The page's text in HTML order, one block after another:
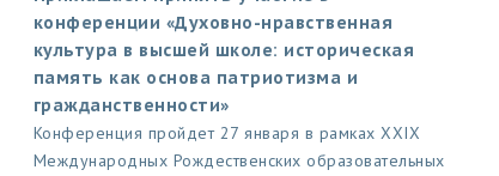
конференции «Духовно-нравственная
культура в высшей школе: историческая
память как основа патриотизма и
гражданственности»
Конференция пройдет 27 января в рамках XXIX
Международных Рождественских образовательных